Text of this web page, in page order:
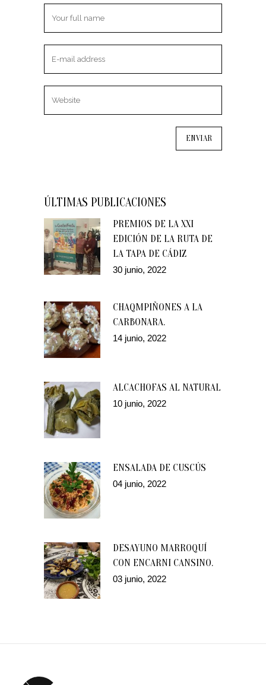
ÚLTIMAS PUBLICACIONES
PREMIOS DE LA XXI
EDICIÓN DE LA RUTA DE
LA TAPA DE CÁDIZ
30 junio, 2022
CHAQMPIÑONES A LA
CARBONARA.
14 junio, 2022
ALCACHOFAS AL NATURAL
10 junio, 2022
ENSALADA DE CUSCÚS
04 junio, 2022
DESAYUNO MARROQUÍ
CON ENCARNI CANSINO.
03 junio, 2022